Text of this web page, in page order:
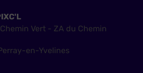
Vert - ZA du Chemin
en-Yvelines